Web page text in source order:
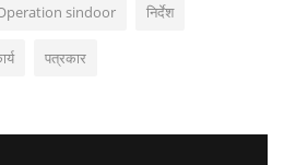
sindoor निर्देश
पत्रकार